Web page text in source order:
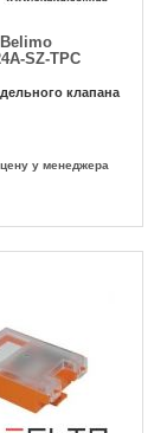
Belimo
SZ-TPC
клапана
у менеджера